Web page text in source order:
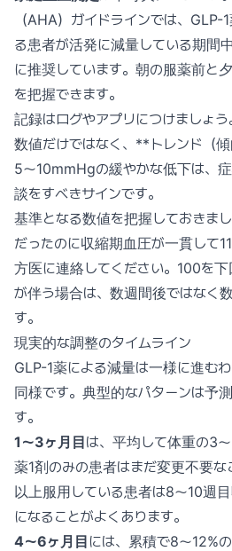
（AHA）ガイドラインでは、
る患者が活発に減量している期間
に推奨しています。朝の服薬前と
を把握できます。
記録はログやアプリにつけましょ
数値だけではなく、**トレンド（
5〜10mmHgの緩やかな低下は、
談をすべきサインです。
基準となる数値を把握しておきま
だったのに収縮期血圧が一貫して
方医に連絡してください。100を
が伴う場合は、数週間後ではなく
す。
現実的な調整のタイムライン
GLP-1薬による減量は一様に進む
同様です。典型的なパターンは予
す。
1〜3ヶ月目は、平均して体重の3
薬1剤のみの患者はまだ変更不要な
以上服用している患者は8〜10週
になることがよくあります。
4〜6ヶ月目には、累積で8〜12%